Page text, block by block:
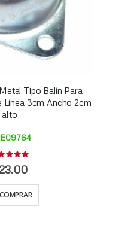
Tipo Balín Para
Línea 3cm Ancho 2cm
alto
Rating:
COMPRAR